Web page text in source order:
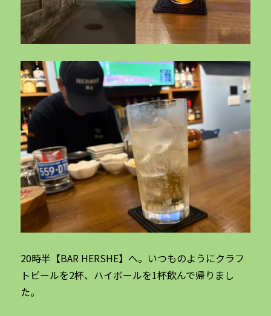
20時半【BAR HERSHE】へ。いつものようにクラフ
トビールを2杯、ハイボールを1杯飲んで帰りまし
た。